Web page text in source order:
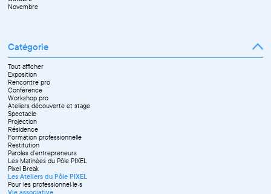
Novembre
Catégorie
Tout afficher
Exposition
Rencontre pro
Conférence
Workshop pro
Ateliers découverte et stage
Spectacle
Projection
Résidence
Formation professionnelle
Restitution
Paroles d'entrepreneurs
Les Matinées du Pôle PIXEL
Pixel Break
Les Ateliers du Pôle PIXEL
Pour les professionnel·le·s